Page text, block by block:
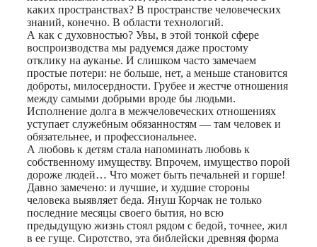
каких пространствах? В пространстве человеческих
знаний, конечно. В области технологий.
А как с духовностью? Увы, в этой тонкой сфере
воспроизводства мы радуемся даже простому
отклику на ауканье. И слишком часто замечаем
простые потери: не больше, нет, а меньше становится
доброты, милосердности. Грубее и жестче отношения
между самыми добрыми вроде бы людьми.
Исполнение долга в межчеловеческих отношениях
уступает служебным обязанностям — там человек и
обязательнее, и профессиональнее.
А любовь к детям стала напоминать любовь к
собственному имуществу. Впрочем, имущество порой
дороже людей… Что может быть печальней и горше!
Давно замечено: и лучшие, и худшие стороны
человека выявляет беда. Януш Корчак не только
последние месяцы своего бытия, но всю
предыдущую жизнь стоял рядом с бедой, точнее, жил
в ее гуще. Сиротство, эта библейски древняя форма